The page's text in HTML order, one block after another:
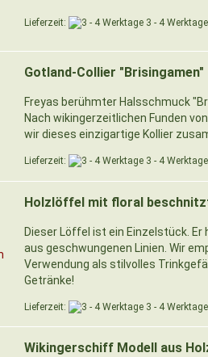
Lieferzeit: 3 - 4 Werktage
Gotland-Collier "Brisingamen"
Freyas berühmter Halsschmuck
Nach wikingerzeitlichen Funden
wir dieses einzigartige Kollier
Lieferzeit: 3 - 4 Werktage
Holzlöffel mit floral
Dieser Löffel ist ein Einzelstück.
aus geschwungenen Linien. Wir
Verwendung als stilvolles
Getränke!
Lieferzeit: 3 - 4 Werktage
Wikingerschiff Modell aus